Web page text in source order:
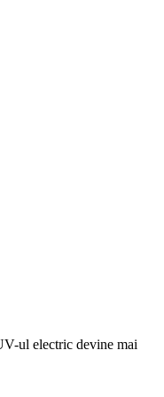
ul electric devine mai